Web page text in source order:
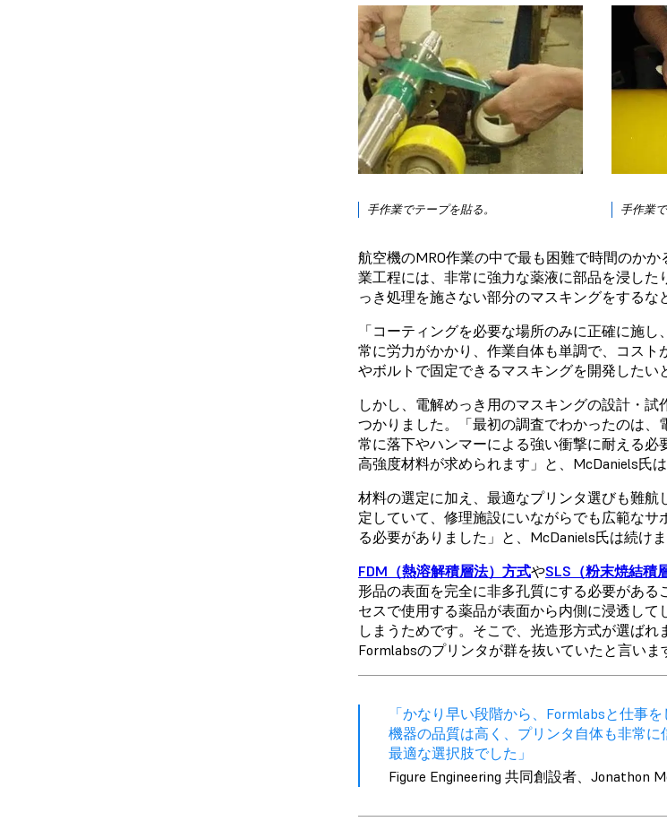
手作業でテープを貼る。 手作業
航空機のMRO作業の中で最も困難で時間のか
業工程には、非常に強力な薬液に部品を浸し
っき処理を施さない部分のマスキングをするな
「コーティングを必要な場所のみに正確に施
常に労力がかかり、作業自体も単調で、コス
やボルトで固定できるマスキングを開発したい
しかし、電解めっき用のマスキングの設計・試
つかりました。「最初の調査でわかったのは、
常に落下やハンマーによる強い衝撃に耐える
高強度材料が求められます」と、McDaniels氏は
材料の選定に加え、最適なプリンタ選びも難
定していて、修理施設にいながらでも広範な
る必要がありました」と、McDaniels氏は続けま
FDM（熱溶解積層法）方式やSLS（粉末焼結積
形品の表面を完全に非多孔質にする必要がある
セスで使用する薬品が表面から内側に浸透し
しまうためです。そこで、光造形方式が選ばれ
Formlabsのプリンタが群を抜いていたと言いま
「かなり早い段階から、Formlabsと仕事
機器の品質は高く、プリンタ自体も非常
最適な選択肢でした」
Figure Engineering 共同創設者、Jonathon